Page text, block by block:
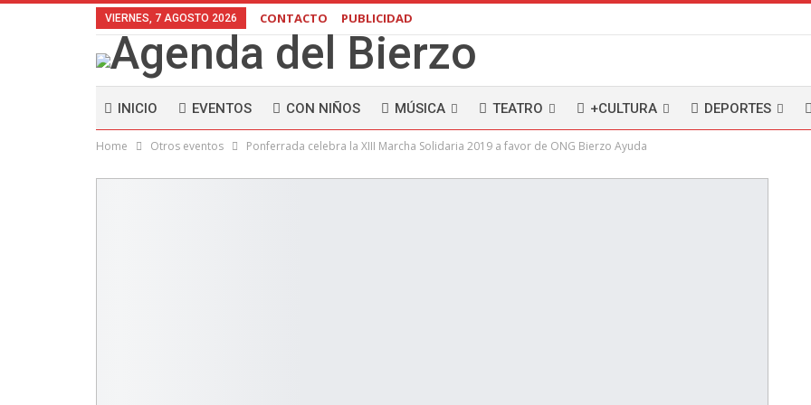
VIERNES, 7 AGOSTO 2026 CONTACTO PUBLICIDAD
INICIO EVENTOS CON NIÑOS MÚSICA TEATRO +CULTURA DEPORTES
Home Otros eventos Ponferrada celebra la XIII Marcha Solidaria 2019 a favor de ONG Bierzo Ayuda